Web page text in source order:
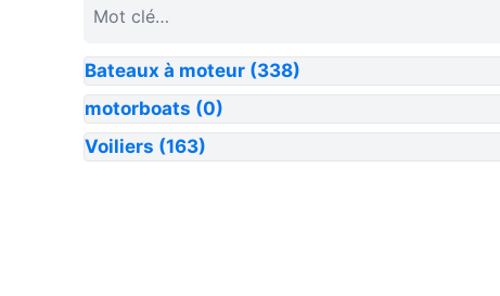
Bateaux à moteur (338)
motorboats (0)
Voiliers (163)